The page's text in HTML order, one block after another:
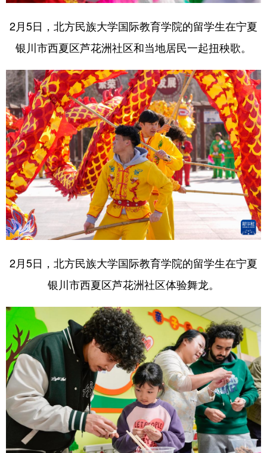
2月5日，北方民族大学国际教育学院的留学生在宁夏
银川市西夏区芦花洲社区和当地居民一起扭秧歌。
2月5日，北方民族大学国际教育学院的留学生在宁夏
银川市西夏区芦花洲社区体验舞龙。